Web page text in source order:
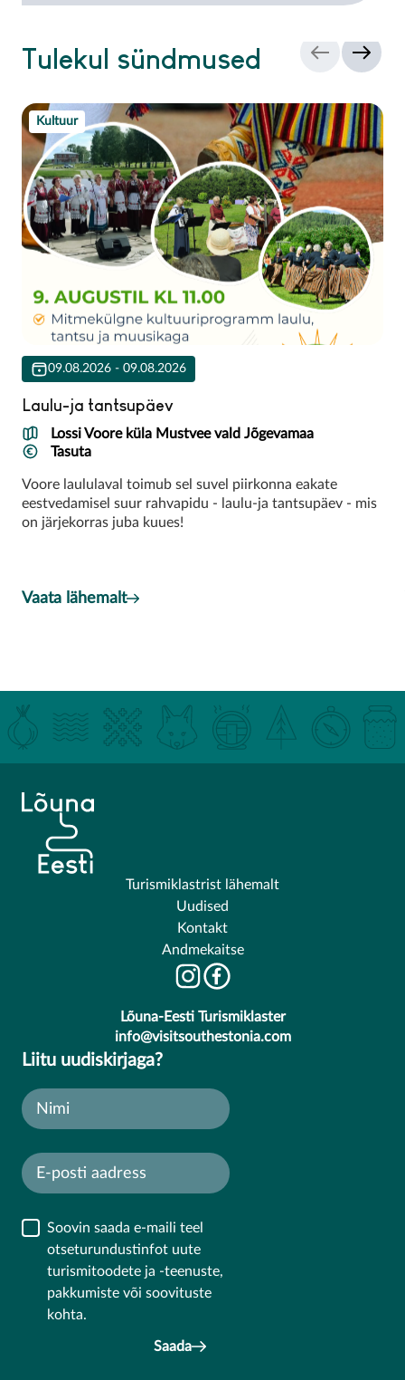
Tulekul sündmused
Kultuur
09.08.2026 - 09.08.2026
Laulu-ja tantsupäev
Lossi Voore küla Mustvee vald Jõgevamaa
Tasuta
Voore laululaval toimub sel suvel piirkonna eakate
eestvedamisel suur rahvapidu - laulu-ja tantsupäev - mis
on järjekorras juba kuues!
Vaata lähemalt
Turismiklastrist lähemalt
Uudised
Kontakt
Andmekaitse
Liitu uudiskirjaga?
Soovin saada e-maili teel
otseturundustinfot uute
turismitoodete ja -teenuste,
pakkumiste või soovituste
kohta.
Saada
Lõuna-Eesti Turismiklaster
info@visitsouthestonia.com